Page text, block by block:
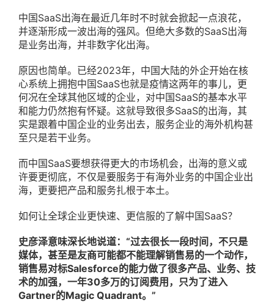
中国SaaS出海在最近几年时不时就会掀起一点浪花，
并逐渐形成一波出海的强风。但绝大多数的SaaS出海
是业务出海，并非数字化出海。
原因也简单。已经2023年，中国大陆的外企开始在核
心系统上拥抱中国SaaS也就是疫情这两年的事儿，更
何况在全球其他区域的企业，对中国SaaS的基本水平
和能力仍然抱有怀疑。这就导致很多SaaS的出海，其
实是跟着中国企业的业务出去，服务企业的海外机构甚
至只是若干业务。
而中国SaaS要想获得更大的市场机会，出海的意义或
许要更彻底，不仅是要服务于有海外业务的中国企业出
海，更要把产品和服务扎根于本土。
如何让全球企业更快速、更信服的了解中国SaaS？
史彦泽意味深长地说道：“过去很长一段时间，不只是
媒体，甚至是友商可能都不能理解销售易的一个动作，
销售易对标Salesforce的能力做了很多产品、业务、技
术的加强，一年30多万的订阅费用，只为了进入
Gartner的Magic Quadrant。”